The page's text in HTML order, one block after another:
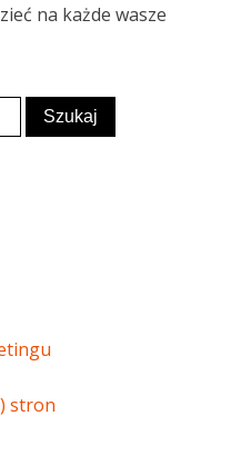
na każde wasze
stron